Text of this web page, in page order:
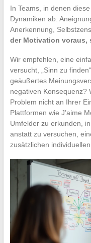
In Teams, in denen
Dynamiken ab:
Anerkennung,
der Motivation voraus,
Wir empfehlen, eine
versucht, „Sinn zu
geäußertes
negativen Konsequenz?
Problem nicht an Ihrer
Plattformen wie J’aime
Umfelder zu erkunden,
anstatt zu versuchen,
zusätzlichen